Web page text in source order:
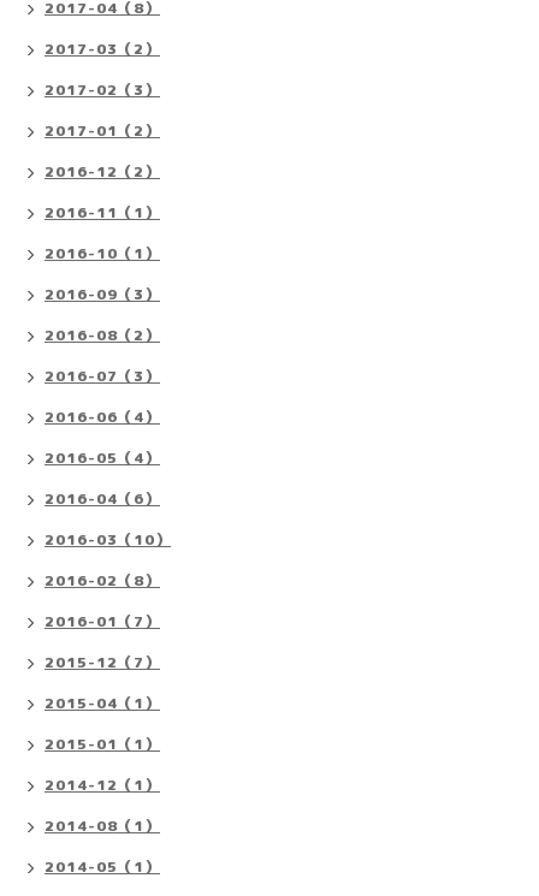
2017-04（8）
2017-03（2）
2017-02（3）
2017-01（2）
2016-12（2）
2016-11（1）
2016-10（1）
2016-09（3）
2016-08（2）
2016-07（3）
2016-06（4）
2016-05（4）
2016-04（6）
2016-03（10）
2016-02（8）
2016-01（7）
2015-12（7）
2015-04（1）
2015-01（1）
2014-12（1）
2014-08（1）
2014-05（1）